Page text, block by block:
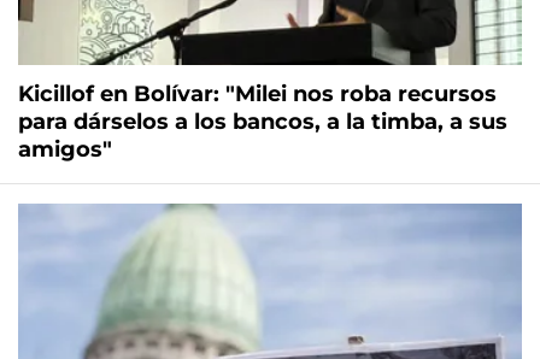
Kicillof en Bolívar: "Milei nos roba recursos
para dárselos a los bancos, a la timba, a sus
amigos"